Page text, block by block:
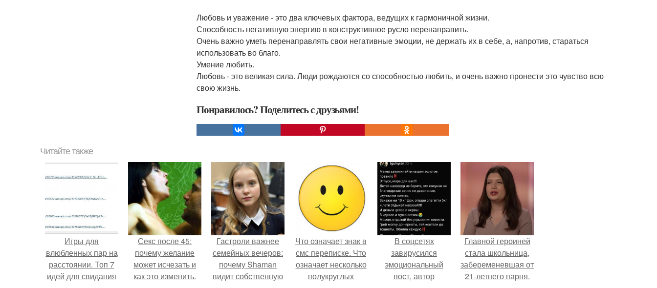
Любовь и уважение - это два ключевых фактора, ведущих к гармоничной жизни.
Способность негативную энергию в конструктивное русло перенаправить.
Очень важно уметь перенаправлять свои негативные эмоции, не держать их в себе, а, напротив, стараться
использовать во благо.
Умение любить.
Любовь - это великая сила. Люди рождаются со способностью любить, и очень важно пронести это чувство всю
свою жизнь.
Понравилось? Поделитесь с друзьями!
Читайте также
Игры для
влюбленных пар на
расстоянии. Топ 7
идей для свидания
Секс после 45:
почему желание
может исчезать и
как это изменить.
Гастроли важнее
семейных вечеров:
почему Shaman
видит собственную
Что означает знак в
смс переписке. Что
означает несколько
полукруглых
В соцсетях
завирусился
эмоциональный
пост, автор
Главной героиней
стала школьница,
забеременевшая от
21-летнего парня.